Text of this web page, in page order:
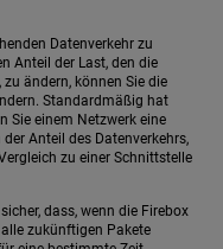
Datenverkehr zu
Anteil der Last, den die
ändern, können Sie die
Standardmäßig hat
Sie einem Netzwerk eine
Anteil des Datenverkehrs,
zu einer Schnittstelle
dass, wenn die Firebox
zukünftigen Pakete